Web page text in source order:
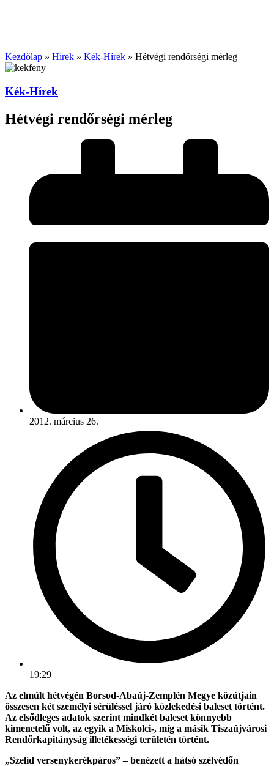
Kezdőlap » Hírek » Kék-Hírek » Hétvégi rendőrségi mérleg
Kék-Hírek
Hétvégi rendőrségi mérleg
2012. március 26.
19:29
Az elmúlt hétvégén Borsod-Abaúj-Zemplén Megye közútjain
összesen két személyi sérüléssel járó közlekedési baleset történt.
Az elsődleges adatok szerint mindkét baleset könnyebb
kimenetelű volt, az egyik a Miskolci-, míg a másik Tiszaújvárosi
Rendőrkapitányság illetékességi területén történt.
„Szelíd versenykerékpáros” – benézett a hátsó szélvédőn